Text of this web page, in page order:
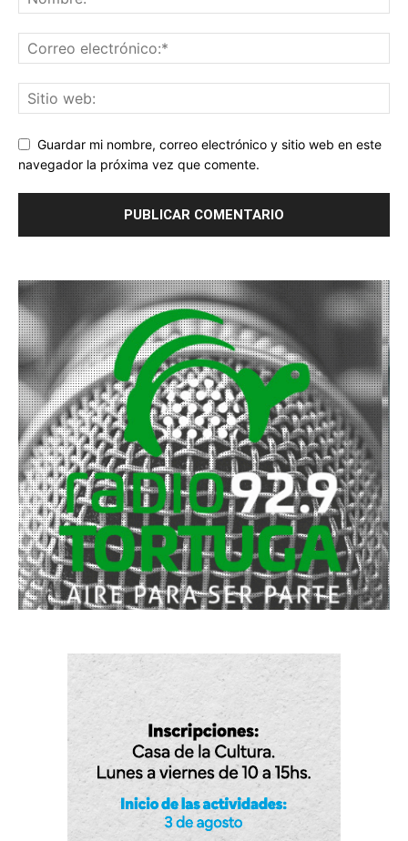
Guardar mi nombre, correo electrónico y sitio web en este
navegador la próxima vez que comente.